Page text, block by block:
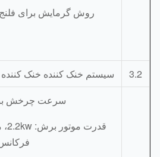
روش گرمایش برای فلنج:
سیستم خنک کننده خنک کننده هوا
سرعت چرخش برش: 980 دور در
فرکانس از